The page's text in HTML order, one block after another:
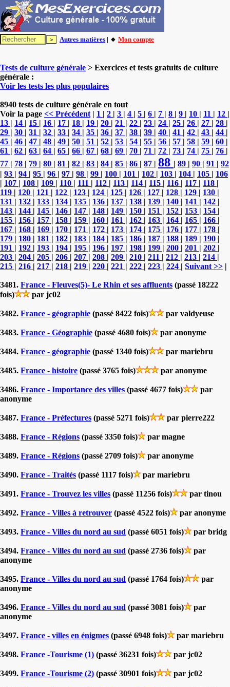
Autres matières | 🔸 Mon compte
Tests de culture générale > Exercices et tests gratuits de culture
générale :
Voir les tests les plus populaires
8940 tests de culture générale en tout
Voir la page << Précédent | 1 | 2 | 3 | 4 | 5 | 6 | 7 | 8 | 9 | 10 | 11 | 12 |
13 | 14 | 15 | 16 | 17 | 18 | 19 | 20 | 21 | 22 | 23 | 24 | 25 | 26 | 27 | 28 |
29 | 30 | 31 | 32 | 33 | 34 | 35 | 36 | 37 | 38 | 39 | 40 | 41 | 42 | 43 | 44 |
45 | 46 | 47 | 48 | 49 | 50 | 51 | 52 | 53 | 54 | 55 | 56 | 57 | 58 | 59 | 60 |
61 | 62 | 63 | 64 | 65 | 66 | 67 | 68 | 69 | 70 | 71 | 72 | 73 | 74 | 75 | 76 |
77 | 78 | 79 | 80 | 81 | 82 | 83 | 84 | 85 | 86 | 87 | 88 | 89 | 90 | 91 | 92
| 93 | 94 | 95 | 96 | 97 | 98 | 99 | 100 | 101 | 102 | 103 | 104 | 105 | 106
| 107 | 108 | 109 | 110 | 111 | 112 | 113 | 114 | 115 | 116 | 117 | 118 |
119 | 120 | 121 | 122 | 123 | 124 | 125 | 126 | 127 | 128 | 129 | 130 |
131 | 132 | 133 | 134 | 135 | 136 | 137 | 138 | 139 | 140 | 141 | 142 |
143 | 144 | 145 | 146 | 147 | 148 | 149 | 150 | 151 | 152 | 153 | 154 |
155 | 156 | 157 | 158 | 159 | 160 | 161 | 162 | 163 | 164 | 165 | 166 |
167 | 168 | 169 | 170 | 171 | 172 | 173 | 174 | 175 | 176 | 177 | 178 |
179 | 180 | 181 | 182 | 183 | 184 | 185 | 186 | 187 | 188 | 189 | 190 |
191 | 192 | 193 | 194 | 195 | 196 | 197 | 198 | 199 | 200 | 201 | 202 |
203 | 204 | 205 | 206 | 207 | 208 | 209 | 210 | 211 | 212 | 213 | 214 |
215 | 216 | 217 | 218 | 219 | 220 | 221 | 222 | 223 | 224 | Suivant >> |
3481. France - Fleuves(5)- Le Rhin et ses affluents (passé 18222
fois)
par jc02
3482. France - géographie (passé 8422 fois) par valdyeuse
3483. France - Géographie (passé 4680 fois) par anonyme
3484. France - géographie (passé 1340 fois) par mariebru
3485. France - histoire (passé 3765 fois) par anonyme
3486. France - Importance des villes (passé 4677 fois)
par
anonyme
3487. France - Préfectures (passé 5271 fois) par pierre222
3488. France - Régions (passé 3350 fois) par magne
3489. France - Régions (passé 2709 fois) par anonyme
3490. France - Traités (passé 1117 fois) par mariebru
3491. France - Trouvez les villes (passé 11256 fois) par tinou
3492. France - Villes à retrouver (passé 4522 fois) par anonyme
3493. France - Villes du nord au sud (passé 6051 fois) par bridg
3494. France - Villes du nord au sud (passé 2736 fois)
par
anonyme
3495. France - Villes du nord au sud (passé 1764 fois)
par
anonyme
3496. France - Villes du nord au sud (passé 3081 fois)
par
anonyme
3497. France - villes en énigmes (passé 6948 fois) par mariebru
3498. France -Tourisme (1) (passé 36231 fois) par jc02
3499. France -Tourisme (2) (passé 30901 fois) par jc02